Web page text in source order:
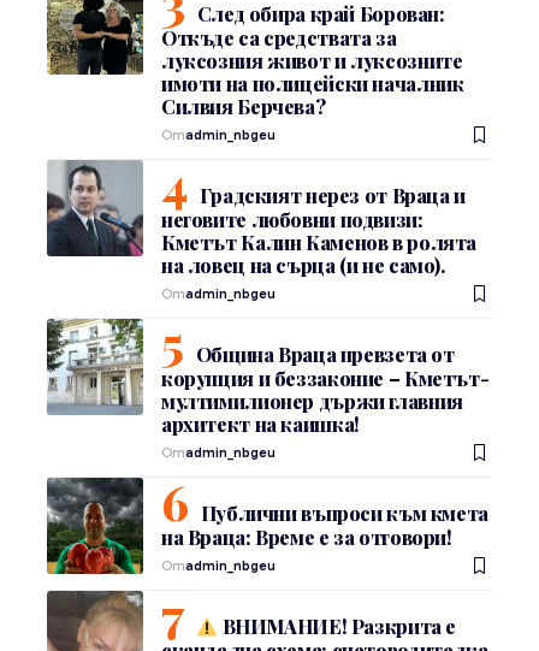
След обира край Борован:
Откъде са средствата за
луксозния живот и луксозните
имоти на полицейски началник
Силвия Берчева?
Отadmin_nbgeu
Градският нерез от Враца и
неговите любовни подвизи:
Кметът Калин Каменов в ролята
на ловец на сърца (и не само).
Отadmin_nbgeu
Община Враца превзета от
корупция и беззаконие – Кметът-
мултимилионер държи главния
архитект на каишка!
Отadmin_nbgeu
Публични въпроси към кмета
на Враца: Време е за отговори!
Отadmin_nbgeu
ВНИМАНИЕ! Разкрита е